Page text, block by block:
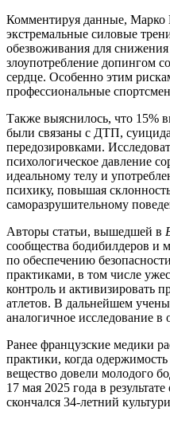
Комментируя данные, Марко
экстремальные силовые
обезвоживания для
злоупотребление допингом
сердце. Особенно этим
профессиональные
Также выяснилось, что 15%
были связаны с ДТП,
передозировками.
психологическое давление
идеальному телу и
психику, повышая
саморазрушительному
Авторы статьи, вышедшей в
сообщества бодибилдеров и
по обеспечению
практиками, в том числе
контроль и активизировать
атлетов. В дальнейшем
аналогичное исследование в
Ранее французские медики
практики, когда
вещество довели молодого
17 мая 2025 года в
скончался 34-летний